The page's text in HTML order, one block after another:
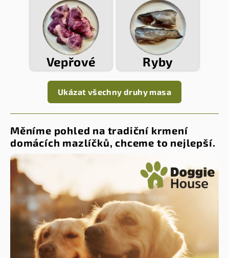
Vepřové Ryby
Ukázat všechny druhy masa
Měníme pohled na tradiční krmení
domácích mazlíčků, chceme to nejlepší.